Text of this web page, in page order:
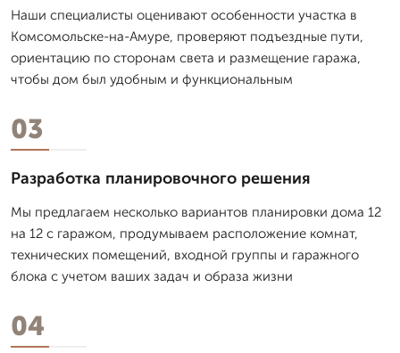
Наши специалисты оценивают особенности участка в
Комсомольске-на-Амуре, проверяют подъездные пути,
ориентацию по сторонам света и размещение гаража,
чтобы дом был удобным и функциональным
03
Разработка планировочного решения
Мы предлагаем несколько вариантов планировки дома 12
на 12 с гаражом, продумываем расположение комнат,
технических помещений, входной группы и гаражного
блока с учетом ваших задач и образа жизни
04